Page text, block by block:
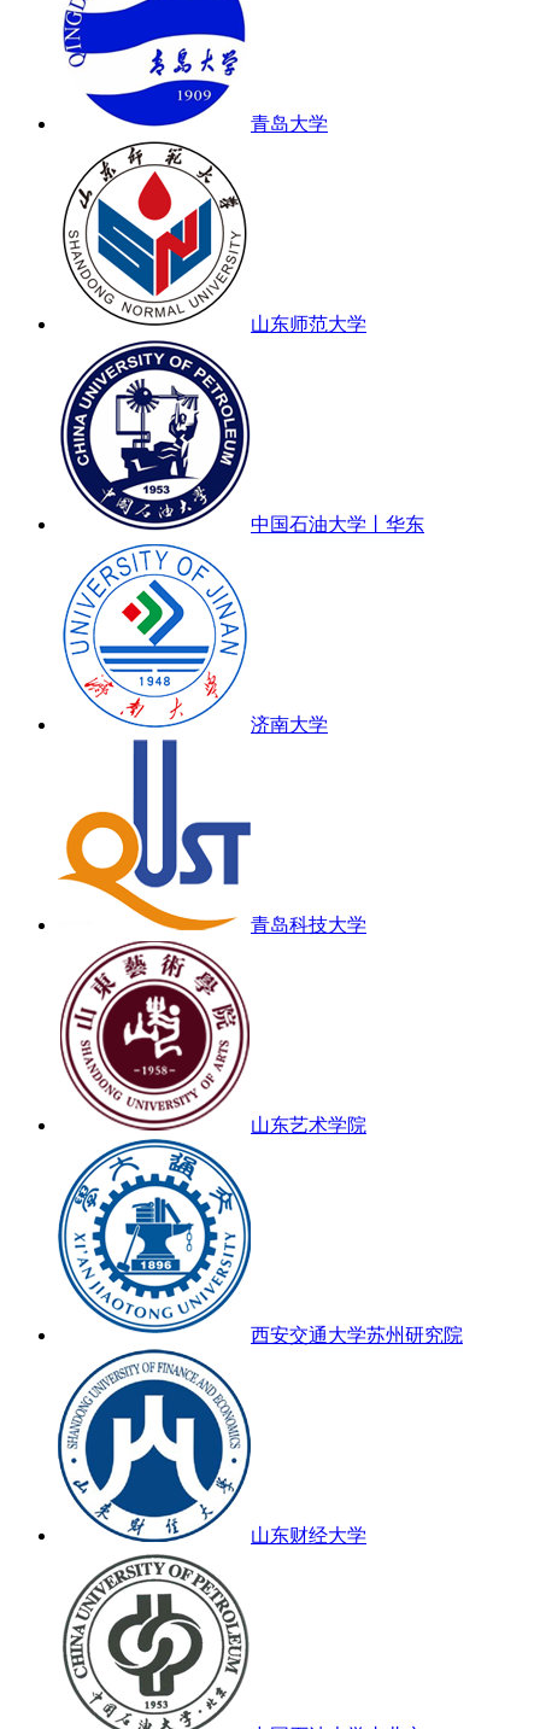
青岛大学
山东师范大学
中国石油大学丨华东
济南大学
青岛科技大学
山东艺术学院
西安交通大学苏州研究院
山东财经大学